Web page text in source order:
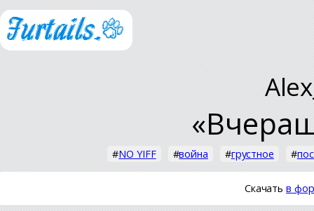
#NO YIFF #война #грустное #
Скачатьв